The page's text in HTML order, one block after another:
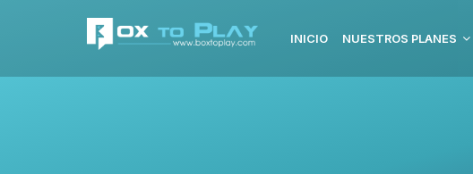
INICIO NUESTROS PLANES